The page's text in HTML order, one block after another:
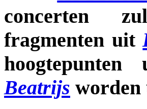
concerten
fragmenten uit
Beatrijs worden